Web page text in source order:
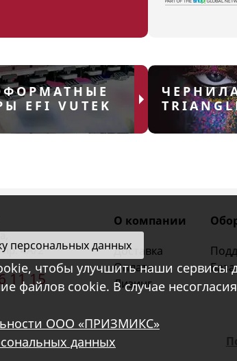
EFI VUTEK
,
4А/2
11 15
О компании
Доставка
Оплата
Лизинг
персональных данных
чтобы улучшить наши сервисы
файлов cookie. В случае
ООО «ПРИЗМИКС»
данных